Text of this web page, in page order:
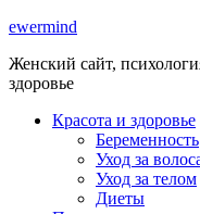
ewermind
Женский сайт,
здоровье
Красота и здоровье
Беременность
Уход за
Уход за телом
Диеты